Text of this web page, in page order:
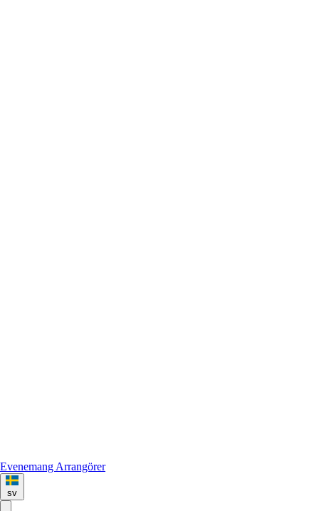
Evenemang Arrangörer
sv